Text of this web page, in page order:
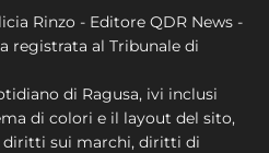
Rinzo - Editore QDR News -
registrata al Tribunale di
di Ragusa, ivi inclusi
di colori e il layout del sito,
sui marchi, diritti di